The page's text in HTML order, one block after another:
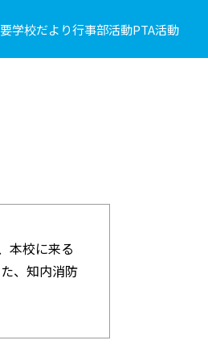
学校だより行事部活動PTA活動
本校に来る
、知内消防